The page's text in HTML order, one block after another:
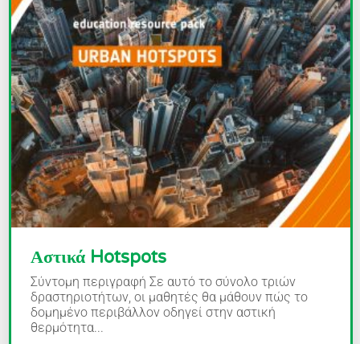
Αστικά Hotspots
Σύντομη περιγραφή Σε αυτό το σύνολο τριών
δραστηριοτήτων, οι μαθητές θα μάθουν πώς το
δομημένο περιβάλλον οδηγεί στην αστική
θερμότητα...